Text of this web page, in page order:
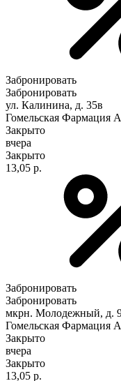
Забронировать
Забронировать
ул. Калинина, д. 35в
Гомельская Фармация
Закрыто
вчера
Закрыто
13,05 р.
Забронировать
Забронировать
мкрн. Молодежный, д.
Гомельская Фармация
Закрыто
вчера
Закрыто
13,05 р.